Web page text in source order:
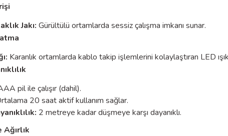
Jakı: Gürültülü ortamlarda sessiz çalışma imkanı sunar.
Karanlık ortamlarda kablo takip işlemlerini kolaylaştıran LED
pil ile çalışır (dahil).
20 saat aktif kullanım sağlar.
2 metreye kadar düşmeye karşı dayanıklı.